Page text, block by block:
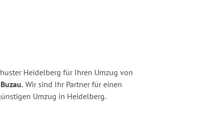
Heidelberg für Ihren Umzug von
Wir sind Ihr Partner für einen
Umzug in Heidelberg.